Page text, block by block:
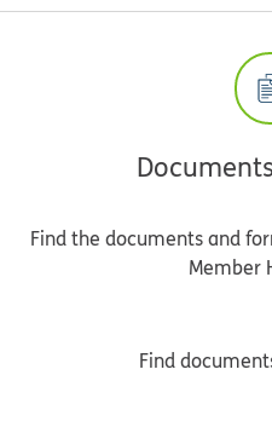
Find the documents and
Member
Find